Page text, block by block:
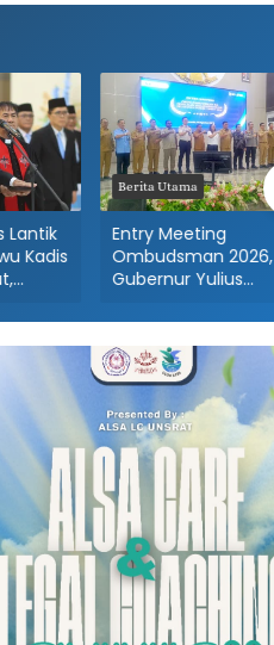
Lantik
Kadis
Berita Utama
Entry Meeting
Ombudsman 2026,
Gubernur Yulius
Publik Sulut Bebas
Maladministrasi